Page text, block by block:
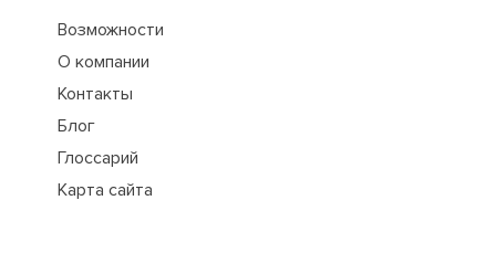
Возможности
О компании
Контакты
Блог
Глоссарий
Карта сайта